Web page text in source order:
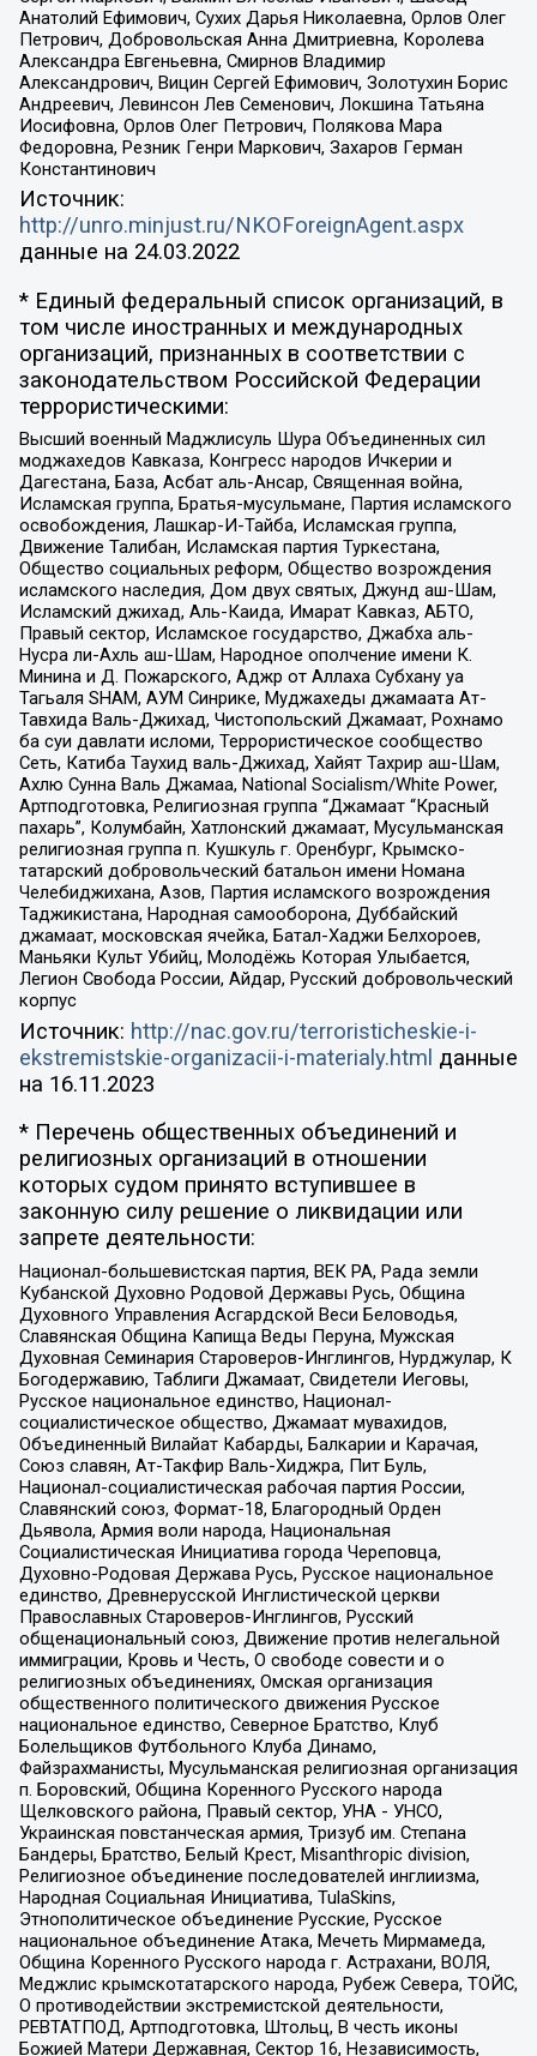
Анатолий Ефимович, Сухих Дарья Николаевна, Орлов Олег
Петрович, Добровольская Анна Дмитриевна, Королева
Александра Евгеньевна, Смирнов Владимир
Александрович, Вицин Сергей Ефимович, Золотухин Борис
Андреевич, Левинсон Лев Семенович, Локшина Татьяна
Иосифовна, Орлов Олег Петрович, Полякова Мара
Федоровна, Резник Генри Маркович, Захаров Герман
Константинович
Источник:
http://unro.minjust.ru/NKOForeignAgent.aspx
данные на 24.03.2022
* Единый федеральный список организаций, в
том числе иностранных и международных
организаций, признанных в соответствии с
законодательством Российской Федерации
террористическими:
Высший военный Маджлисуль Шура Объединенных сил
моджахедов Кавказа, Конгресс народов Ичкерии и
Дагестана, База, Асбат аль-Ансар, Священная война,
Исламская группа, Братья-мусульмане, Партия исламского
освобождения, Лашкар-И-Тайба, Исламская группа,
Движение Талибан, Исламская партия Туркестана,
Общество социальных реформ, Общество возрождения
исламского наследия, Дом двух святых, Джунд аш-Шам,
Исламский джихад, Аль-Каида, Имарат Кавказ, АБТО,
Правый сектор, Исламское государство, Джабха аль-
Нусра ли-Ахль аш-Шам, Народное ополчение имени К.
Минина и Д. Пожарского, Аджр от Аллаха Субхану уа
Тагьаля SHAM, АУМ Синрике, Муджахеды джамаата Ат-
Тавхида Валь-Джихад, Чистопольский Джамаат, Рохнамо
ба суи давлати исломи, Террористическое сообщество
Сеть, Катиба Таухид валь-Джихад, Хайят Тахрир аш-Шам,
Ахлю Сунна Валь Джамаа, National Socialism/White Power,
Артподготовка, Религиозная группа “Джамаат “Красный
пахарь”, Колумбайн, Хатлонский джамаат, Мусульманская
религиозная группа п. Кушкуль г. Оренбург, Крымско-
татарский добровольческий батальон имени Номана
Челебиджихана, Азов, Партия исламского возрождения
Таджикистана, Народная самооборона, Дуббайский
джамаат, московская ячейка, Батал-Хаджи Белхороев,
Маньяки Культ Убийц, Молодёжь Которая Улыбается,
Легион Свобода России, Айдар, Русский добровольческий
корпус
Источник: http://nac.gov.ru/terroristicheskie-i-
ekstremistskie-organizacii-i-materialy.html данные
на 16.11.2023
* Перечень общественных объединений и
религиозных организаций в отношении
которых судом принято вступившее в
законную силу решение о ликвидации или
запрете деятельности:
Национал-большевистская партия, ВЕК РА, Рада земли
Кубанской Духовно Родовой Державы Русь, Община
Духовного Управления Асгардской Веси Беловодья,
Славянская Община Капища Веды Перуна, Мужская
Духовная Семинария Староверов-Инглингов, Нурджулар, К
Богодержавию, Таблиги Джамаат, Свидетели Иеговы,
Русское национальное единство, Национал-
социалистическое общество, Джамаат мувахидов,
Объединенный Вилайат Кабарды, Балкарии и Карачая,
Союз славян, Ат-Такфир Валь-Хиджра, Пит Буль,
Национал-социалистическая рабочая партия России,
Славянский союз, Формат-18, Благородный Орден
Дьявола, Армия воли народа, Национальная
Социалистическая Инициатива города Череповца,
Духовно-Родовая Держава Русь, Русское национальное
единство, Древнерусской Инглистической церкви
Православных Староверов-Инглингов, Русский
общенациональный союз, Движение против нелегальной
иммиграции, Кровь и Честь, О свободе совести и о
религиозных объединениях, Омская организация
общественного политического движения Русское
национальное единство, Северное Братство, Клуб
Болельщиков Футбольного Клуба Динамо,
Файзрахманисты, Мусульманская религиозная организация
п. Боровский, Община Коренного Русского народа
Щелковского района, Правый сектор, УНА - УНСО,
Украинская повстанческая армия, Тризуб им. Степана
Бандеры, Братство, Белый Крест, Misanthropic division,
Религиозное объединение последователей инглиизма,
Народная Социальная Инициатива, TulaSkins,
Этнополитическое объединение Русские, Русское
национальное объединение Атака, Мечеть Мирмамеда,
Община Коренного Русского народа г. Астрахани, ВОЛЯ,
Меджлис крымскотатарского народа, Рубеж Севера, ТОЙС,
О противодействии экстремистской деятельности,
РЕВТАТПОД, Артподготовка, Штольц, В честь иконы
Божией Матери Державная, Сектор 16, Независимость,